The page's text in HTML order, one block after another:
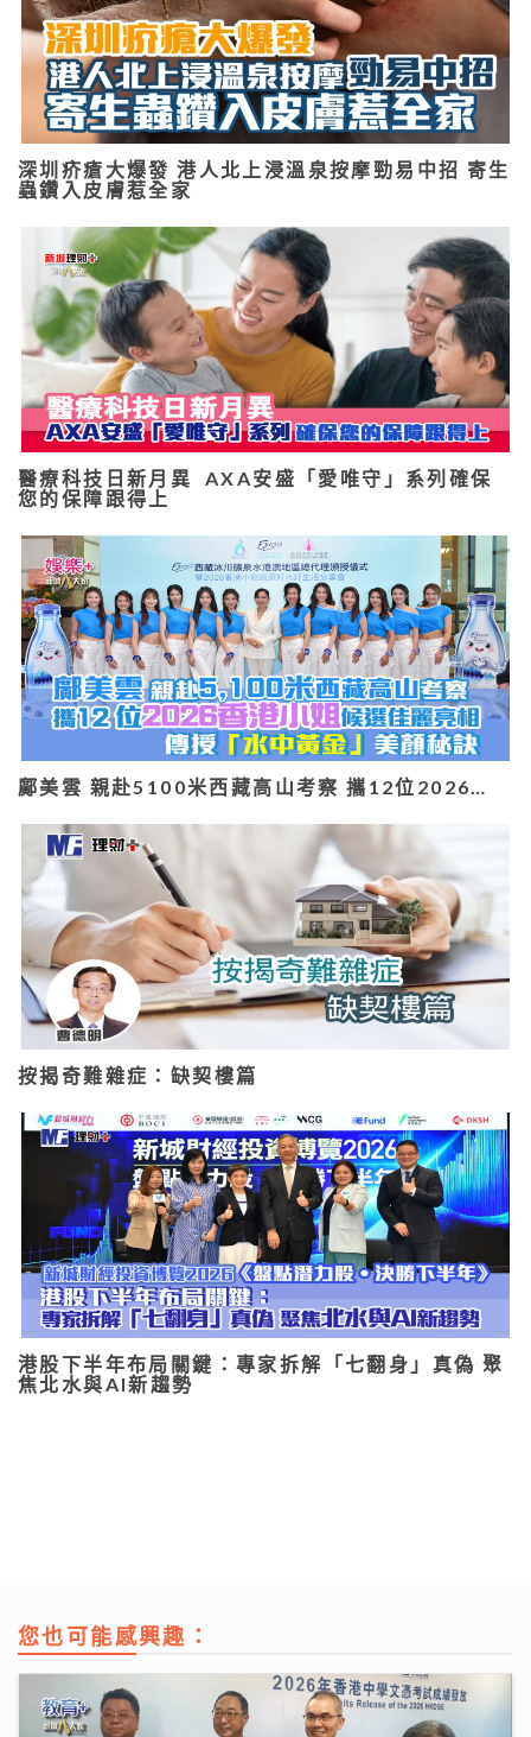
深圳疥瘡大爆發 港人北上浸溫泉按摩勁易中招 寄生
蟲鑽入皮膚惹全家
醫療科技日新月異 AXA安盛「愛唯守」系列確保
您的保障跟得上
鄺美雲 親赴5100米西藏高山考察 攜12位2026…
按揭奇難雜症：缺契樓篇
港股下半年布局關鍵：專家拆解「七翻身」真偽 聚
焦北水與AI新趨勢
您也可能感興趣：